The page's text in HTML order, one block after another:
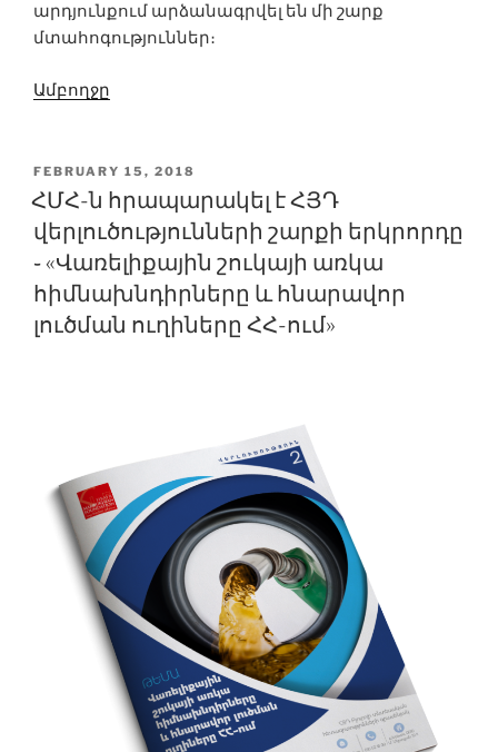
արդյունքում արձանագրվել են մի շարք
մտահոգություններ։
Ամբողջը
POSTED
ON
FEBRUARY 15, 2018
ՀՄՀ-ն հրապարակել է ՀՅԴ
վերլուծությունների շարքի երկրորդը
֊ «Վառելիքային շուկայի առկա
հիմնախնդիրները և հնարավոր
լուծման ուղիները ՀՀ-ում»